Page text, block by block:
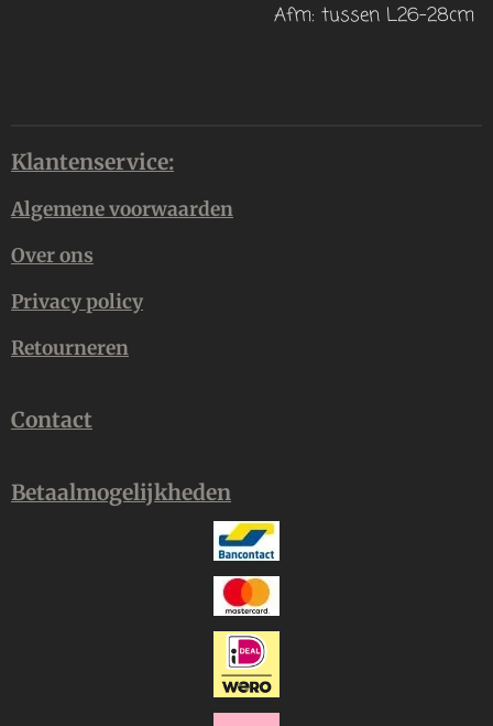
Afm: tussen L26-28cm
Klantenservice:
Algemene voorwaarden
Over ons
Privacy policy
Retourneren
Contact
Betaalmogelijkheden